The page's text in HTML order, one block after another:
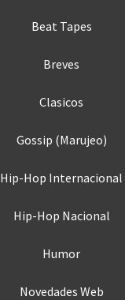
Beat Tapes
Breves
Clasicos
Gossip (Marujeo)
Hip-Hop Internacional
Hip-Hop Nacional
Humor
Novedades Web